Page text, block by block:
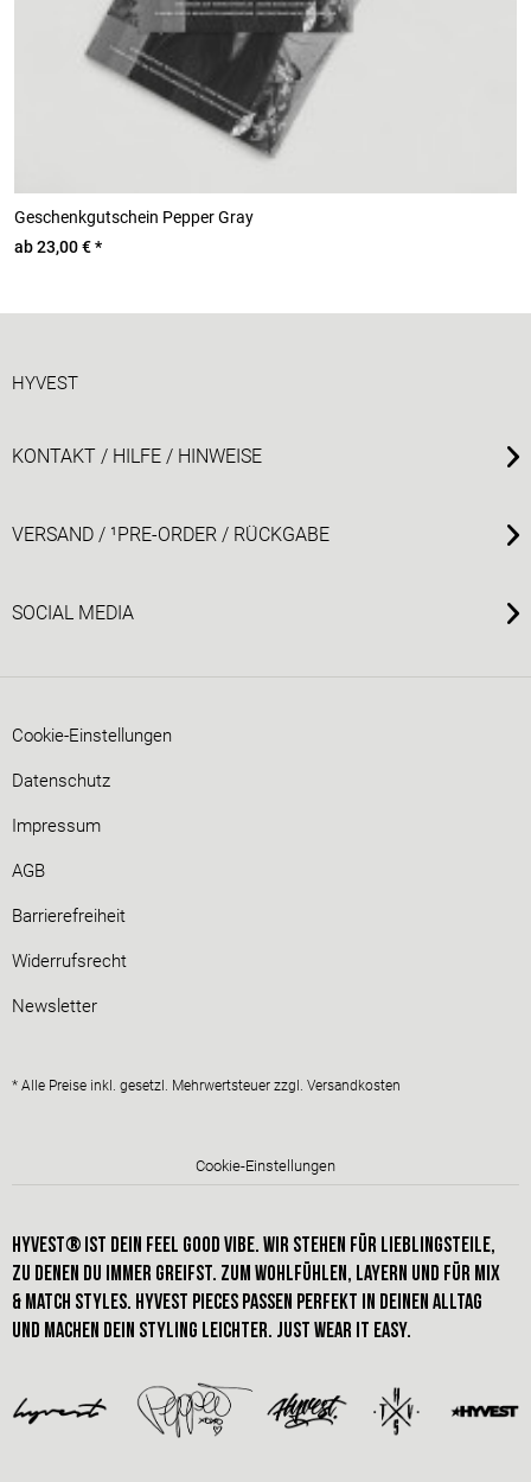
Geschenkgutschein Pepper Gray
ab 23,00 € *
HYVEST
KONTAKT / HILFE / HINWEISE
VERSAND / ¹PRE-ORDER / RÜCKGABE
SOCIAL MEDIA
Cookie-Einstellungen
Datenschutz
Impressum
AGB
Barrierefreiheit
Widerrufsrecht
Newsletter
* Alle Preise inkl. gesetzl. Mehrwertsteuer zzgl. Versandkosten
Cookie-Einstellungen
HYVEST® IST dein FEEL GOOD VIBE. Wir stehen für Lieblingsteile,
zu denen du immer greifst. Zum Wohlfühlen, Layern und für Mix
& Match styles. hyvest pieces passen perfekt in deinen alltag
und machen dein STYLING leichter. just wear it easy.